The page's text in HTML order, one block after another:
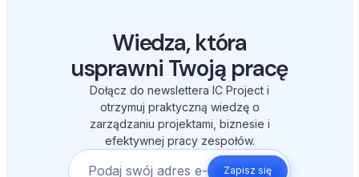
Wiedza, która
usprawni Twoją pracę
Dołącz do newslettera IC Project i
otrzymuj praktyczną wiedzę o
zarządzaniu projektami, biznesie i
efektywnej pracy zespołów.
Zapisz się